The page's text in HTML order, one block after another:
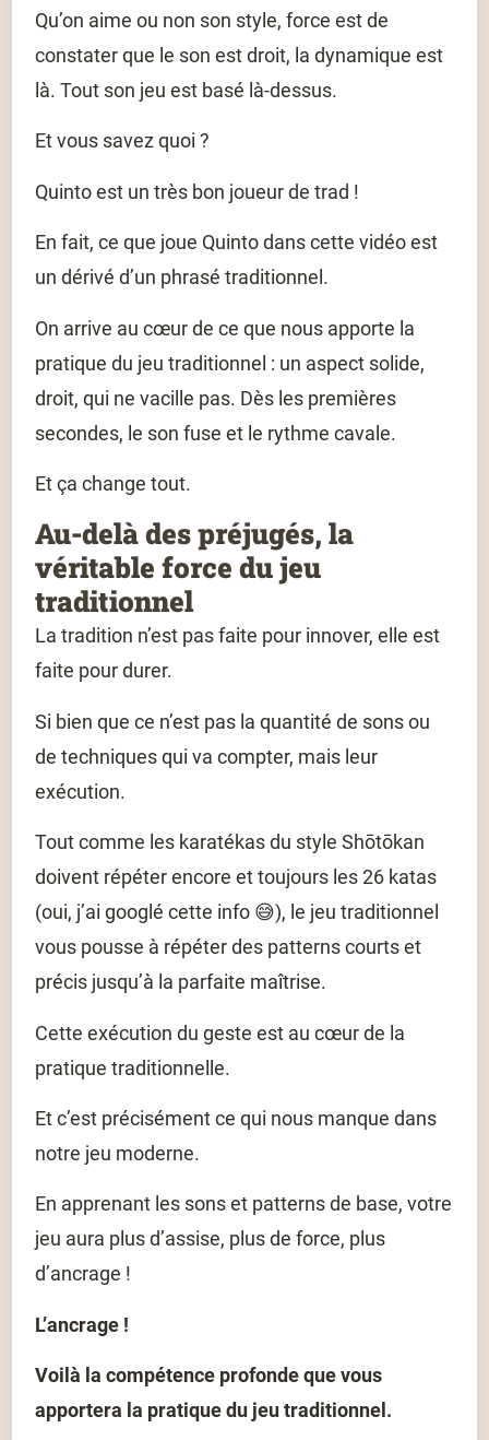
Qu’on aime ou non son style, force est de
constater que le son est droit, la dynamique est
là. Tout son jeu est basé là-dessus.
Et vous savez quoi ?
Quinto est un très bon joueur de trad !
En fait, ce que joue Quinto dans cette vidéo est
un dérivé d’un phrasé traditionnel.
On arrive au cœur de ce que nous apporte la
pratique du jeu traditionnel : un aspect solide,
droit, qui ne vacille pas. Dès les premières
secondes, le son fuse et le rythme cavale.
Et ça change tout.
Au-delà des préjugés, la
véritable force du jeu
traditionnel
La tradition n’est pas faite pour innover, elle est
faite pour durer.
Si bien que ce n’est pas la quantité de sons ou
de techniques qui va compter, mais leur
exécution.
Tout comme les karatékas du style Shōtōkan
doivent répéter encore et toujours les 26 katas
(oui, j’ai googlé cette info 😅), le jeu traditionnel
vous pousse à répéter des patterns courts et
précis jusqu’à la parfaite maîtrise.
Cette exécution du geste est au cœur de la
pratique traditionnelle.
Et c’est précisément ce qui nous manque dans
notre jeu moderne.
En apprenant les sons et patterns de base, votre
jeu aura plus d’assise, plus de force, plus
d’ancrage !
L’ancrage !
Voilà la compétence profonde que vous
apportera la pratique du jeu traditionnel.